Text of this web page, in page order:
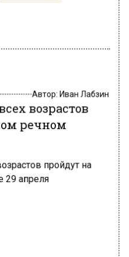
Автор: Иван Лабзин
возрастов
речном